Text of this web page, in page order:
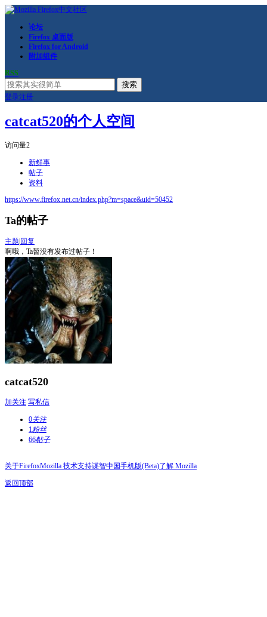
论坛
Firefox 桌面版
Firefox for Android
附加组件
RSS
搜索
登录注册
catcat520的个人空间
访问量2
新鲜事
帖子
资料
https://www.firefox.net.cn/index.php?m=space&uid=50452
Ta的帖子
主题 回复
啊哦，Ta暂没有发布过帖子！
catcat520
加关注 写私信
0关注
1粉丝
66帖子
关于FirefoxMozilla 技术支持谋智中国手机版(Beta)了解 Mozilla
返回顶部